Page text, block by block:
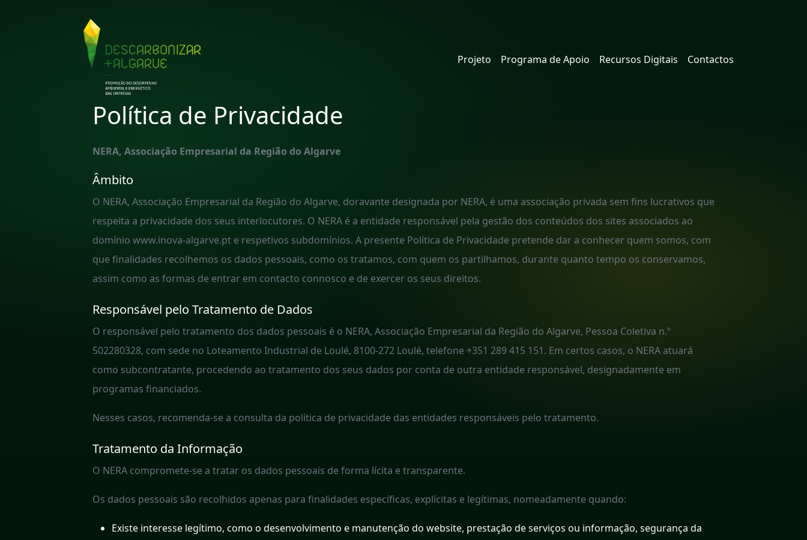
Projeto Programa de Apoio Recursos Digitais Contactos
Política de Privacidade
NERA, Associação Empresarial da Região do Algarve
Âmbito
O NERA, Associação Empresarial da Região do Algarve, doravante designada por NERA, é uma associação privada sem fins lucrativos que
respeita a privacidade dos seus interlocutores. O NERA é a entidade responsável pela gestão dos conteúdos dos sites associados ao
domínio www.inova-algarve.pt e respetivos subdomínios. A presente Política de Privacidade pretende dar a conhecer quem somos, com
que finalidades recolhemos os dados pessoais, como os tratamos, com quem os partilhamos, durante quanto tempo os conservamos,
assim como as formas de entrar em contacto connosco e de exercer os seus direitos.
Responsável pelo Tratamento de Dados
O responsável pelo tratamento dos dados pessoais é o NERA, Associação Empresarial da Região do Algarve, Pessoa Coletiva n.º
502280328, com sede no Loteamento Industrial de Loulé, 8100-272 Loulé, telefone +351 289 415 151. Em certos casos, o NERA atuará
como subcontratante, procedendo ao tratamento dos seus dados por conta de outra entidade responsável, designadamente em
programas financiados.
Nesses casos, recomenda-se a consulta da política de privacidade das entidades responsáveis pelo tratamento.
Tratamento da Informação
O NERA compromete-se a tratar os dados pessoais de forma lícita e transparente.
Os dados pessoais são recolhidos apenas para finalidades específicas, explícitas e legítimas, nomeadamente quando:
Existe interesse legítimo, como o desenvolvimento e manutenção do website, prestação de serviços ou informação, segurança da